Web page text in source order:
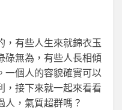
有些人生來就錦衣玉
碌無為，有些人長相傾
一個人的容貌確實可以
，接下來就一起來看看
人，氣質超群嗎？